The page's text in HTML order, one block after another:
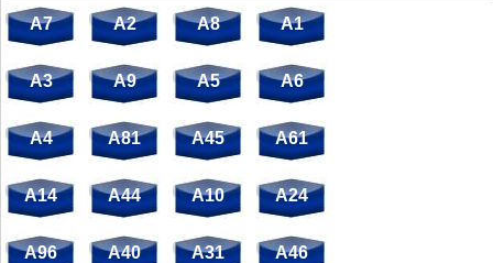
A7 A2 A8 A1
A3 A9 A5 A6
A4 A81 A45 A61
A14 A44 A10 A24
A96 A40 A31 A46